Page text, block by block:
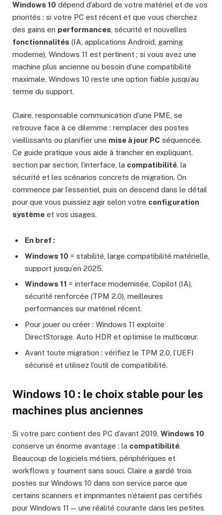
Windows 10 dépend d’abord de votre matériel et de vos
priorités : si votre PC est récent et que vous cherchez
des gains en performances , sécurité et nouvelles
fonctionnalités (IA, applications Android, gaming
moderne), Windows 11 est pertinent ; si vous avez une
machine plus ancienne ou besoin d’une compatibilité
maximale, Windows 10 reste une option fiable jusqu’au
terme du support.
Claire, responsable communication d’une PME, se
retrouve face à ce dilemme : remplacer des postes
vieillissants ou planifier une mise à jour PC séquencée.
Ce guide pratique vous aide à trancher en expliquant,
section par section, l’interface, la compatibilité , la
sécurité et les scénarios concrets de migration. On
commence par l’essentiel, puis on descend dans le détail
pour que vous puissiez agir selon votre configuration
système et vos usages.
En bref :
Windows 10 = stabilité, large compatibilité matérielle,
support jusqu’en 2025.
Windows 11 = interface modernisée, Copilot (IA),
sécurité renforcée (TPM 2.0), meilleures
performances sur matériel récent.
Pour jouer ou créer : Windows 11 exploite
DirectStorage, Auto HDR et optimise le multicœur.
Avant toute migration : vérifiez le TPM 2.0, l’UEFI
sécurisé et utilisez l’outil de compatibilité.
Windows 10 : le choix stable pour les
machines plus anciennes
Si votre parc contient des PC d’avant 2019, Windows 10
conserve un énorme avantage : la compatibilité.
Beaucoup de logiciels métiers, périphériques et
workflows y tournent sans souci. Claire a gardé trois
postes sur Windows 10 dans son service parce que
certains scanners et imprimantes n’étaient pas certifiés
pour Windows 11 — une réalité courante dans les petites